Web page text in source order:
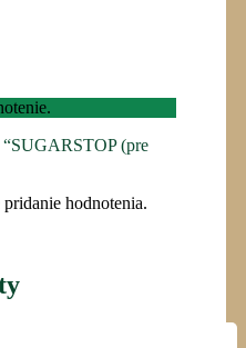
(pre
pridanie hodnotenia.